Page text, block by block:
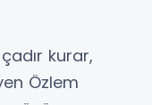
kurar,
Özlem